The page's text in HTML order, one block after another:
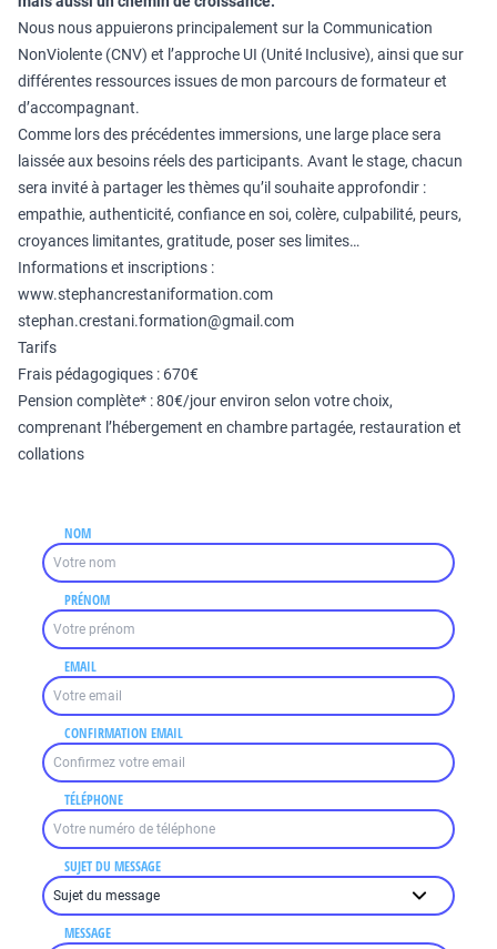
Nous nous appuierons principalement sur la Communication
NonViolente (CNV) et l’approche UI (Unité Inclusive), ainsi que sur
différentes ressources issues de mon parcours de formateur et
d’accompagnant.
Comme lors des précédentes immersions, une large place sera
laissée aux besoins réels des participants. Avant le stage, chacun
sera invité à partager les thèmes qu’il souhaite approfondir :
empathie, authenticité, confiance en soi, colère, culpabilité, peurs,
croyances limitantes, gratitude, poser ses limites…
Informations et inscriptions :
www.stephancrestaniformation.com
stephan.crestani.formation@gmail.com
Tarifs
Frais pédagogiques : 670€
Pension complète* : 80€/jour environ selon votre choix,
comprenant l’hébergement en chambre partagée, restauration et
collations
NOM
PRÉNOM
EMAIL
CONFIRMATION EMAIL
TÉLÉPHONE
SUJET DU MESSAGE
MESSAGE